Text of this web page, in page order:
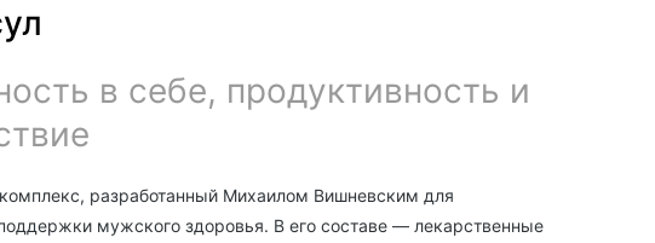
в себе, продуктивность и
разработанный Михаилом Вишневским для
мужского здоровья. В его составе — лекарственные